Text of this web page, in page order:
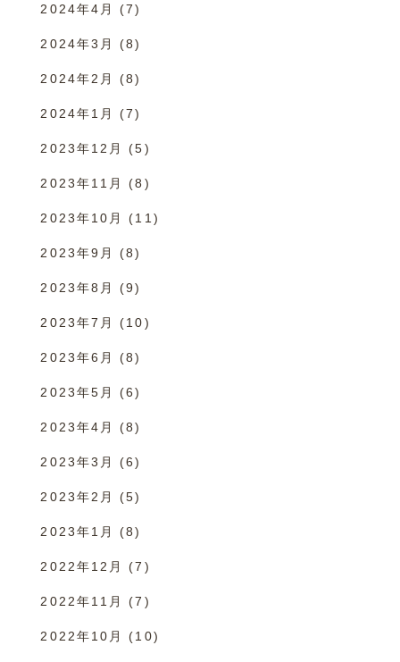
2024年4月 (7)
2024年3月 (8)
2024年2月 (8)
2024年1月 (7)
2023年12月 (5)
2023年11月 (8)
2023年10月 (11)
2023年9月 (8)
2023年8月 (9)
2023年7月 (10)
2023年6月 (8)
2023年5月 (6)
2023年4月 (8)
2023年3月 (6)
2023年2月 (5)
2023年1月 (8)
2022年12月 (7)
2022年11月 (7)
2022年10月 (10)